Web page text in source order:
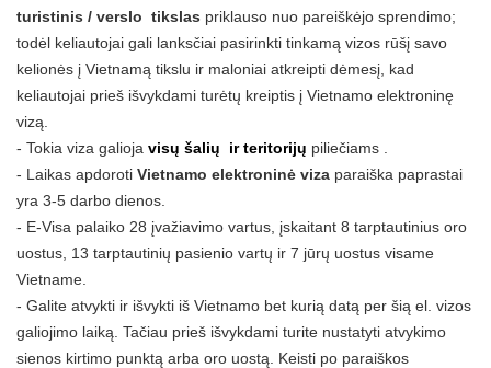
turistinis / verslo tikslas priklauso nuo pareiškėjo sprendimo;
todėl keliautojai gali lanksčiai pasirinkti tinkamą vizos rūšį savo
kelionės į Vietnamą tikslu ir maloniai atkreipti dėmesį, kad
keliautojai prieš išvykdami turėtų kreiptis į Vietnamo elektroninę
vizą.
- Tokia viza galioja visų šalių ir teritorijų piliečiams .
- Laikas apdoroti Vietnamo elektroninė viza paraiška paprastai
yra 3-5 darbo dienos.
- E-Visa palaiko 28 įvažiavimo vartus, įskaitant 8 tarptautinius oro
uostus, 13 tarptautinių pasienio vartų ir 7 jūrų uostus visame
Vietname.
- Galite atvykti ir išvykti iš Vietnamo bet kurią datą per šią el. vizos
galiojimo laiką. Tačiau prieš išvykdami turite nustatyti atvykimo
sienos kirtimo punktą arba oro uostą. Keisti po paraiškos